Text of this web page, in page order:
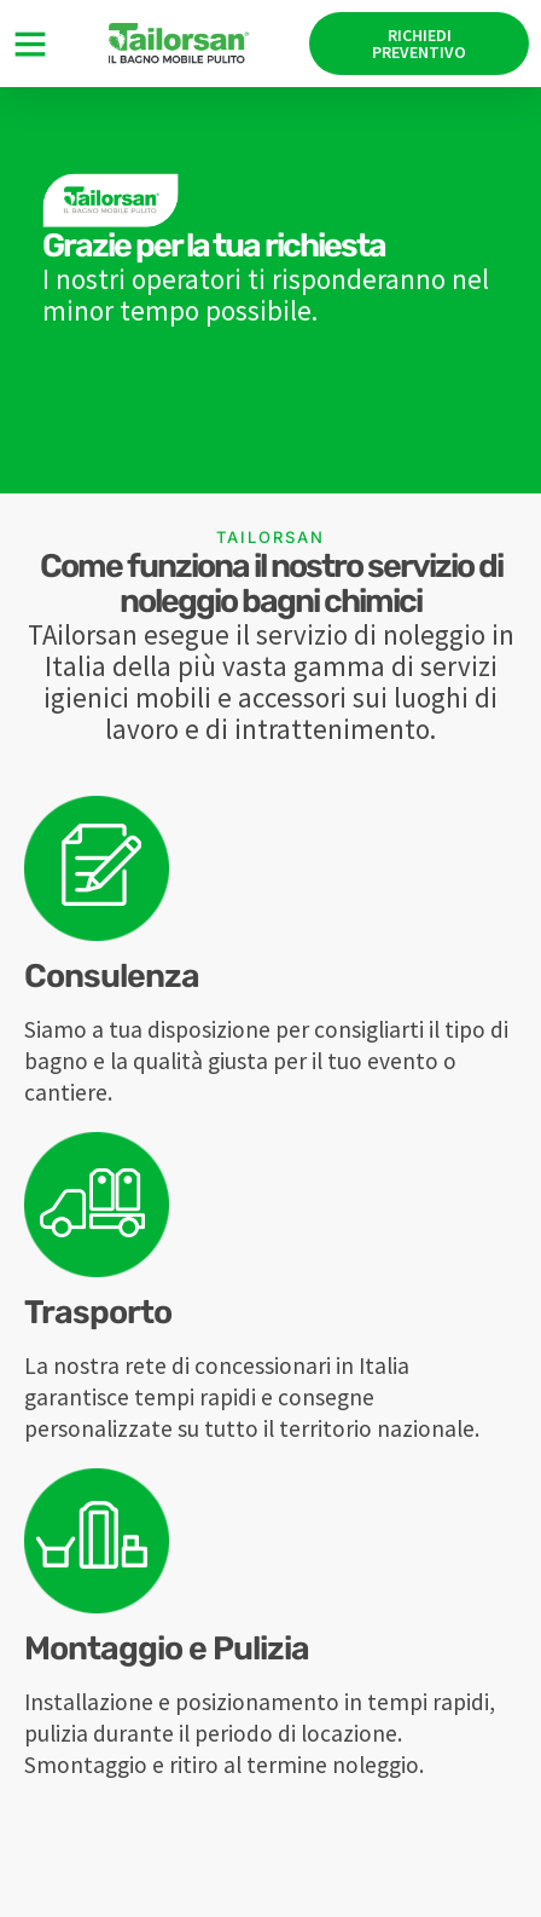
RICHIEDI
PREVENTIVO
Grazie per la tua richiesta
I nostri operatori ti risponderanno nel
minor tempo possibile.
TAILORSAN
Come funziona il nostro servizio di
noleggio bagni chimici
TAilorsan esegue il servizio di noleggio in
Italia della più vasta gamma di servizi
igienici mobili e accessori sui luoghi di
lavoro e di intrattenimento.
Consulenza
Siamo a tua disposizione per consigliarti il tipo di
bagno e la qualità giusta per il tuo evento o
cantiere.
Trasporto
La nostra rete di concessionari in Italia
garantisce tempi rapidi e consegne
personalizzate su tutto il territorio nazionale.
Montaggio e Pulizia
Installazione e posizionamento in tempi rapidi,
pulizia durante il periodo di locazione.
Smontaggio e ritiro al termine noleggio.